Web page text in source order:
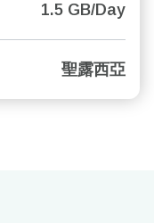
1.5 GB/Day
聖露西亞